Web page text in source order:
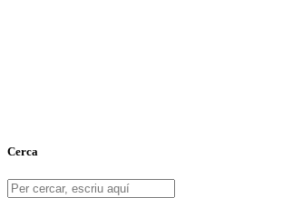
Cerca